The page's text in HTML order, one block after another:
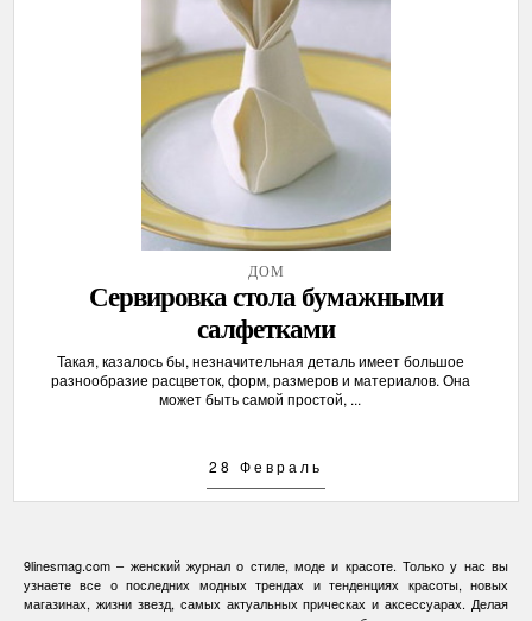
ДОМ
Сервировка стола бумажными
салфетками
Такая, казалось бы, незначительная деталь имеет большое
разнообразие расцветок, форм, размеров и материалов. Она
может быть самой простой, ...
28 Февраль
9linesmag.com – женский журнал о стиле, моде и красоте. Только у нас вы
узнаете все о последних модных трендах и тенденциях красоты, новых
магазинах, жизни звезд, самых актуальных прическах и аксессуарах. Делая